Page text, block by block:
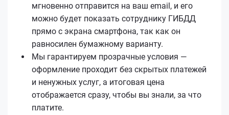
мгновенно отправится на ваш email, и его
можно будет показать сотруднику ГИБДД
прямо с экрана смартфона, так как он
равносилен бумажному варианту.
Мы гарантируем прозрачные условия —
оформление проходит без скрытых платежей
и ненужных услуг, а итоговая цена
отображается сразу, чтобы вы знали, за что
платите.